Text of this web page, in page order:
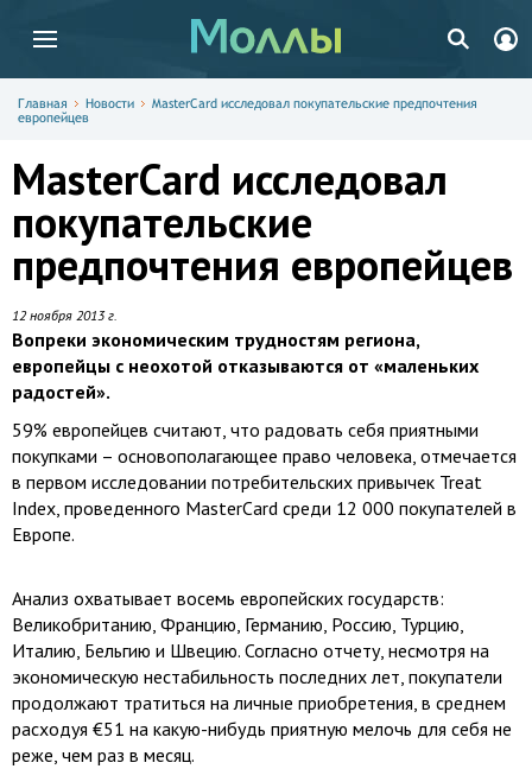
Главная Новости
MasterCard исследовал покупательские предпочтения
европейцев
MasterCard исследовал
покупательские
предпочтения европейцев
12 ноября 2013 г.
Вопреки экономическим трудностям региона,
европейцы c неохотой отказываются от «маленьких
радостей».
59% европейцев считают, что радовать себя приятными
покупками – основополагающее право человека, отмечается
в первом исследовании потребительских привычек Treat
Index, проведенного MasterCard среди 12 000 покупателей в
Европе.
Анализ охватывает восемь европейских государств:
Великобританию, Францию, Германию, Россию, Турцию,
Италию, Бельгию и Швецию. Согласно отчету, несмотря на
экономическую нестабильность последних лет, покупатели
продолжают тратиться на личные приобретения, в среднем
расходуя €51 на какую-нибудь приятную мелочь для себя не
реже, чем раз в месяц.